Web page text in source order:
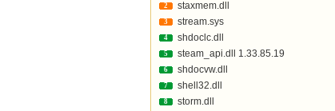
2 staxmem.dll
3 stream.sys
4 shdoclc.dll
5 steam_api.dll 1.33.85.19
6 shdocvw.dll
7 shell32.dll
8 storm.dll